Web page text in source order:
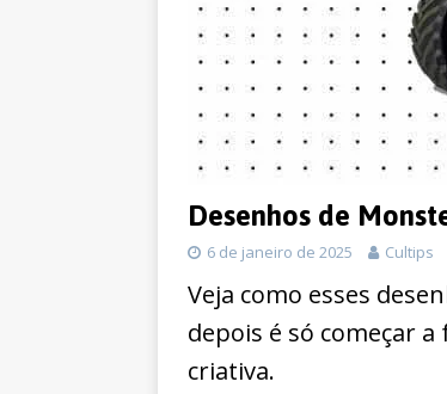
Desenhos de
6 de janeiro de 2025 Cultips
Veja como esses
depois é só começar
criativa.